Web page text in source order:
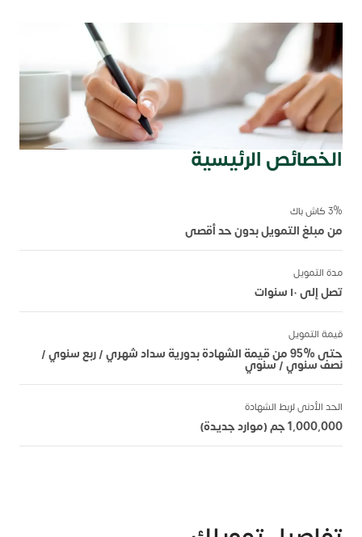
الخصائص الرئيسية
3% كاش باك
من مبلغ التمويل بدون حد أقصى
مدة التمويل
تصل إلى ١٠ سنوات
قيمة التمويل
حتى %95 من قيمة الشهادة بدورية سداد شهري / ربع سنوي /
نصف سنوي / سنوي
الحد الأدنى لربط الشهادة
1,000,000 جم (موارد جديدة)